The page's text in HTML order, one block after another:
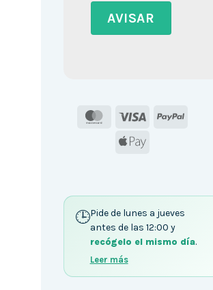
MasterCard
Visa
PayPal
Apple
Pide de lunes a jueves
antes de las 12:00 y
recógelo el mismo día.
Leer más